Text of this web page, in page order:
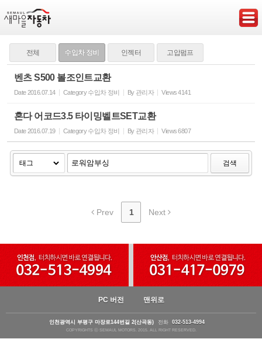
전체 수입차 정비 인젝터 고압펌프
벤츠 S500 볼조인트교환
Date2016.07.14 Category 수입차 정비 By 관리자 Views 4141
혼다 어코드3.5 타이밍벨트SET교환
Date2016.07.19 Category 수입차 정비 By 관리자 Views 6807
검색
Prev 1 Next
PC 버전 맨위로
인천광역시 부평구 마장로144번길 2(산곡동) 전화 032-513-4994
COPYRIGHTS ⓒ SEMAUL MOTORS. 2015. ALL RIGHT RESERVED.
Sketchbook5, 스케치북5
Sketchbook5, 스케치북5